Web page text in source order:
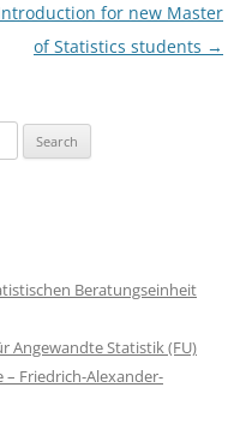
for new Master
of Statistics students →
Beratungseinheit
Angewandte Statistik (FU)
Friedrich-Alexander-